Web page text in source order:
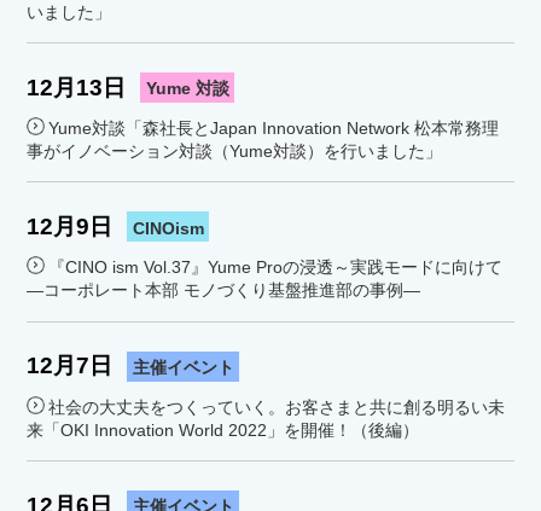
いました」
12月13日 Yume 対談
Yume対談「森社長とJapan Innovation Network 松本常務理
事がイノベーション対談（Yume対談）を行いました」
12月9日 CINOism
『CINO ism Vol.37』Yume Proの浸透～実践モードに向けて
―コーポレート本部 モノづくり基盤推進部の事例―
12月7日 主催イベント
社会の大丈夫をつくっていく。お客さまと共に創る明るい未
来「OKI Innovation World 2022」を開催！（後編）
12月6日 主催イベント